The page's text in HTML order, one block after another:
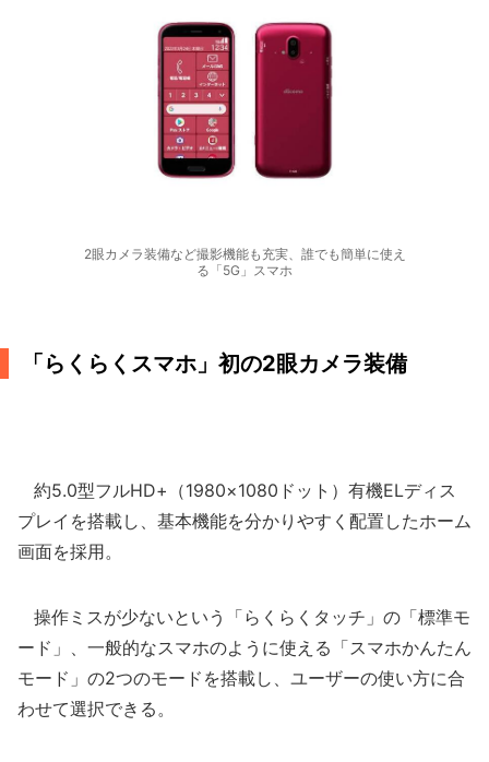
2眼カメラ装備など撮影機能も充実、誰でも簡単に使え
る「5G」スマホ
「らくらくスマホ」初の2眼カメラ装備
約5.0型フルHD+（1980×1080ドット）有機ELディス
プレイを搭載し、基本機能を分かりやすく配置したホーム
画面を採用。
操作ミスが少ないという「らくらくタッチ」の「標準モ
ード」、一般的なスマホのように使える「スマホかんたん
モード」の2つのモードを搭載し、ユーザーの使い方に合
わせて選択できる。